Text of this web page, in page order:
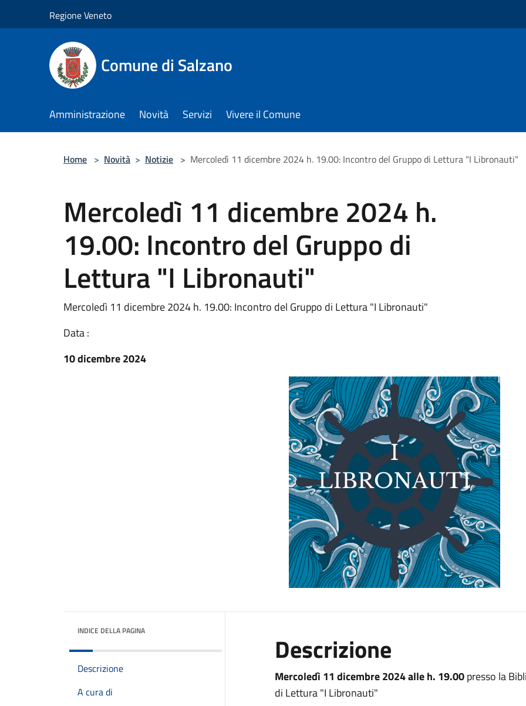
Regione Veneto
Comune di Salzano
Amministrazione Novità Servizi Vivere il Comune
Home > Novità > Notizie > Mercoledì 11 dicembre 2024 h. 19.00: Incontro del Gruppo di Lettura "I Libronauti"
Mercoledì 11 dicembre 2024 h.
19.00: Incontro del Gruppo di
Lettura "I Libronauti"
Mercoledì 11 dicembre 2024 h. 19.00: Incontro del Gruppo di Lettura "I Libronauti"
Data :
10 dicembre 2024
INDICE DELLA PAGINA
Descrizione
A cura di
Descrizione
Mercoledì 11 dicembre 2024 alle h. 19.00presso la
di Lettura "I Libronauti"